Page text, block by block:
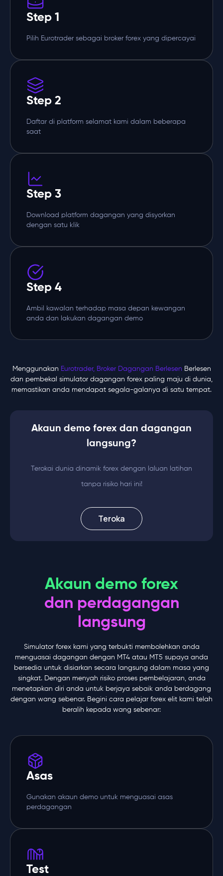
Step 1
Pilih Eurotrader sebagai broker forex yang dipercayai
Step 2
Daftar di platform selamat kami dalam beberapa
saat
Step 3
Download platform dagangan yang disyorkan
dengan satu klik
Step 4
Ambil kawalan terhadap masa depan kewangan
anda dan lakukan dagangan demo
Menggunakan Eurotrader, Broker Dagangan Berlesen Berlesen
dan pembekal simulator dagangan forex paling maju di dunia,
memastikan anda mendapat segala-galanya di satu tempat.
Akaun demo forex dan dagangan
langsung?
Terokai dunia dinamik forex dengan laluan latihan
tanpa risiko hari ini!
Teroka
Akaun demo forex
dan perdagangan
langsung
Simulator forex kami yang terbukti membolehkan anda
menguasai dagangan dengan MT4 atau MT5 supaya anda
bersedia untuk disiarkan secara langsung dalam masa yang
singkat. Dengan menyah risiko proses pembelajaran, anda
menetapkan diri anda untuk berjaya sebaik anda berdagang
dengan wang sebenar. Begini cara pelajar forex elit kami telah
beralih kepada wang sebenar:
Asas
Gunakan akaun demo untuk menguasai asas
perdagangan
Test